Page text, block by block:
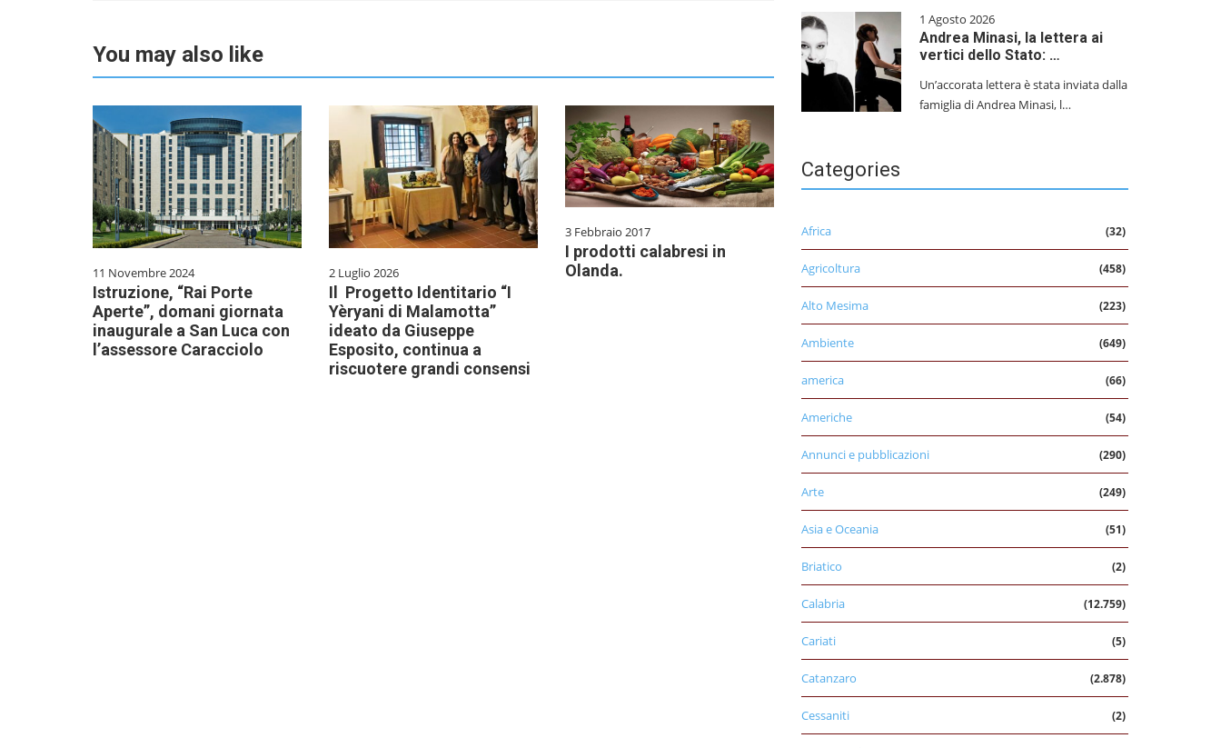
You may also like
11 Novembre 2024
Istruzione, “Rai Porte
Aperte”, domani giornata
inaugurale a San Luca con
l’assessore Caracciolo
2 Luglio 2026
Il Progetto Identitario “I
Yèryani di Malamotta”
ideato da Giuseppe
Esposito, continua a
riscuotere grandi consensi
3 Febbraio 2017
I prodotti calabresi in
Olanda.
1 Agosto 2026
Andrea Minasi, la lettera ai
vertici dello Stato: …
Un’accorata lettera è stata inviata dalla
famiglia di Andrea Minasi, l…
Categories
Africa (32)
Agricoltura (458)
Alto Mesima (223)
Ambiente (649)
america (66)
Americhe (54)
Annunci e pubblicazioni (290)
Arte (249)
Asia e Oceania (51)
Briatico (2)
Calabria (12.759)
Cariati (5)
Catanzaro (2.878)
Cessaniti (2)